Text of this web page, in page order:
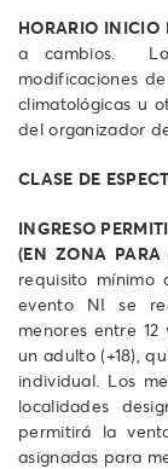
HORARIO
a cambios.
modificaciones
climatológicas u
del organizador
CLASE DE
INGRESO
(EN ZONA PARA
requisito
evento NI se
menores entre
un adulto (+18),
individual. Los
localidades
permitirá la
asignadas para